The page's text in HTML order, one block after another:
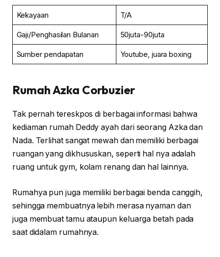
Kekayaan T/A
Gaji/Penghasilan Bulanan 50juta-90juta
Sumber pendapatan Youtube, juara boxing
RumahAzka Corbuzier
Tak pernah tereskpos di berbagai informasi bahwa
kediaman rumah Deddy ayah dari seorang Azka dan
Nada. Terlihat sangat mewah dan memiliki berbagai
ruangan yang dikhususkan, seperti hal nya adalah
ruang untuk gym, kolam renang dan hal lainnya.
Rumahya pun juga memiliki berbagai benda canggih,
sehingga membuatnya lebih merasa nyaman dan
juga membuat tamu ataupun keluarga betah pada
saat didalam rumahnya.